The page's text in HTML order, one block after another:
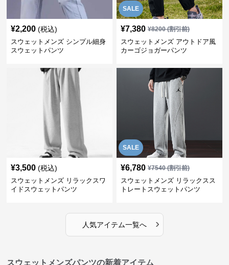
¥2,200 (税込)
スウェットメンズ シンプル細身
スウェットパンツ
SALE
¥7,380 ¥8200(割引前)
スウェットメンズ アウトドア風
カーゴジョガーパンツ
¥3,500 (税込)
スウェットメンズ リラックスワ
イドスウェットパンツ
SALE
¥6,780 ¥7540(割引前)
スウェットメンズ リラックスス
トレートスウェットパンツ
人気アイテム一覧へ ›
スウェットメンズパンツの新着アイテム